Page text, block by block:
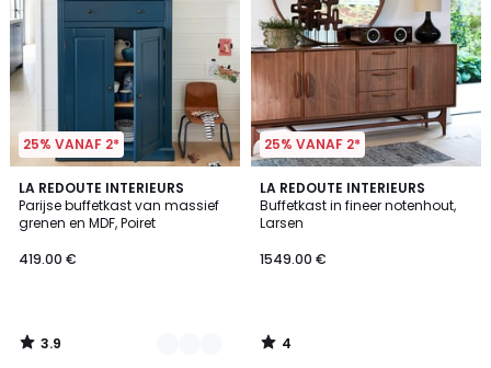
25% VANAF 2*
LA REDOUTE INTERIEURS
Parijse buffetkast van massief
grenen en MDF, Poiret
419.00 €
3.9
/ 5
2
Kleuren
3.9
/
25% VANAF 2*
LA REDOUTE INTERIEURS
Buffetkast in fineer notenhout,
Larsen
1549.00 €
4
/
5
4
/